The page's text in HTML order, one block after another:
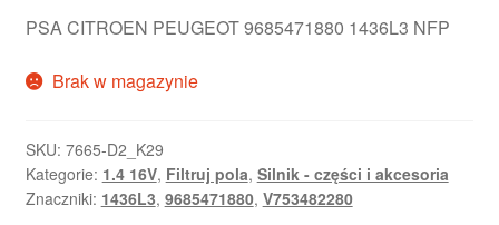
PSA CITROEN PEUGEOT 9685471880 1436L3 NFP
Brak w magazynie
SKU: 7665-D2_K29
Kategorie: 1.4 16V, Filtruj pola, Silnik - części i akcesoria
Znaczniki: 1436L3, 9685471880, V753482280